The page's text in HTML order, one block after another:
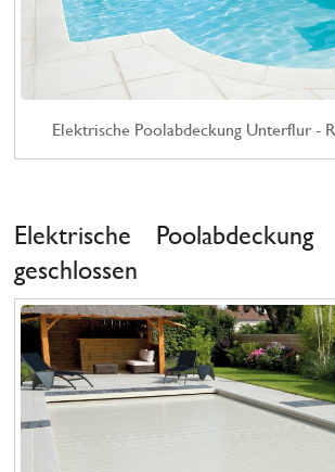
Elektrische Poolabdeckung Unterflur -
Elektrische
geschlossen